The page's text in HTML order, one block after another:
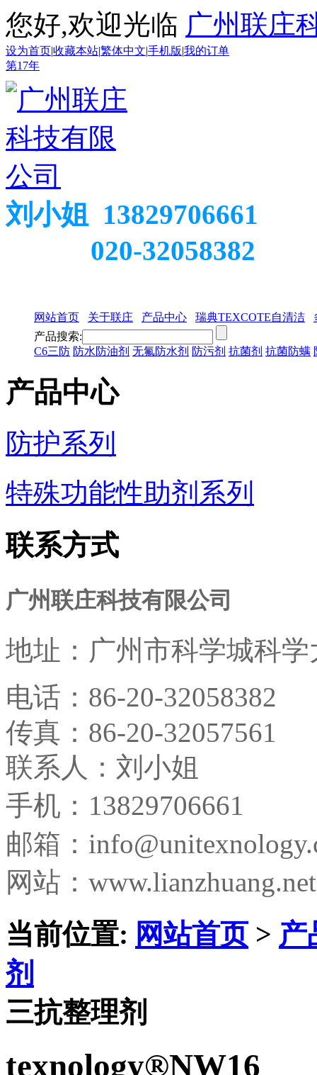
您好,欢迎光临 广州联庄
设为首页|收藏本站|繁体中文|手机版|我的订单
第17年
刘小姐 13829706661
020-32058382
网站首页 关于联庄 产品中心 瑞典TEXCOTE自清洁
产品搜索:
C6三防 防水防油剂 无氟防水剂 防污剂 抗菌剂 抗菌防螨
产品中心
防护系列
特殊功能性助剂系列
联系方式
广州联庄科技有限公司
地址： 广州市科学城科
电话： 86-20-32058382
传真： 86-20-32057561
联系人：刘小姐
手机：13829706661
邮箱：
网站：www.lianzhuang.net
当前位置: 网站首页> 产
剂
三抗整理剂
texnology®NW16